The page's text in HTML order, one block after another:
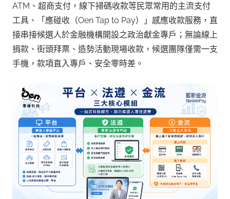
ATM、超商支付，線下掃碼收款等民眾常用的主流支付
工具、「應碰收（Oen Tap to Pay）」感應收款服務，直
接串接候選人於金融機構開設之政治獻金專戶；無論線上
捐款、街頭拜票、造勢活動現場收款，候選團隊僅需一支
手機，款項直入專戶、安全零時差。